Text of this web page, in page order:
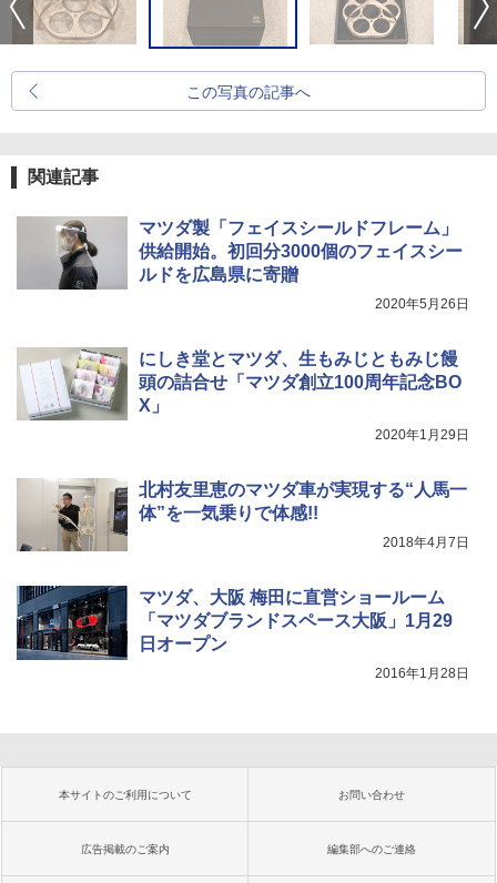
この写真の記事へ
関連記事
マツダ製「フェイスシールドフレーム」
供給開始。初回分3000個のフェイスシー
ルドを広島県に寄贈
2020年5月26日
にしき堂とマツダ、生もみじともみじ饅
頭の詰合せ「マツダ創立100周年記念BO
X」
2020年1月29日
北村友里恵のマツダ車が実現する“人馬一
体”を一気乗りで体感!!
2018年4月7日
マツダ、大阪 梅田に直営ショールーム
「マツダブランドスペース大阪」1月29
日オープン
2016年1月28日
本サイトのご利用について お問い合わせ
広告掲載のご案内 編集部へのご連絡